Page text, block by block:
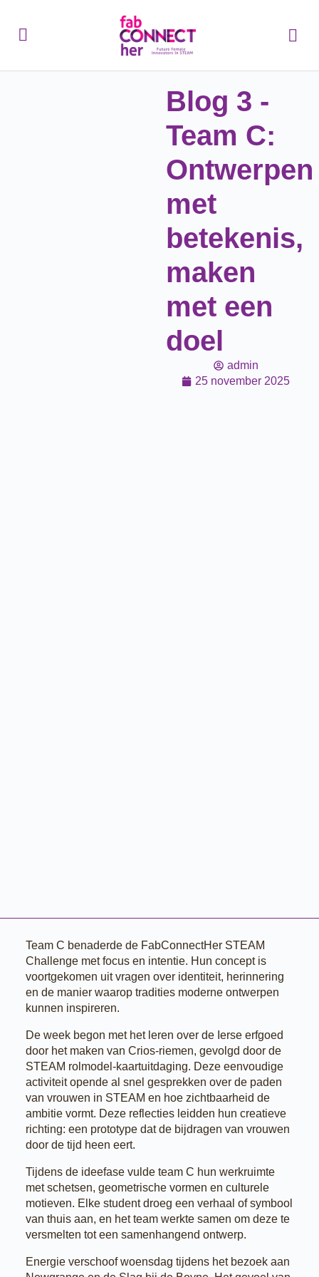
Blog 3 -
Team C:
Ontwerpen
met
betekenis,
maken
met een
doel
admin
25 november 2025
Team C benaderde de FabConnectHer STEAM
Challenge met focus en intentie. Hun concept is
voortgekomen uit vragen over identiteit, herinnering
en de manier waarop tradities moderne ontwerpen
kunnen inspireren.
De week begon met het leren over de Ierse erfgoed
door het maken van Crios-riemen, gevolgd door de
STEAM rolmodel-kaartuitdaging. Deze eenvoudige
activiteit opende al snel gesprekken over de paden
van vrouwen in STEAM en hoe zichtbaarheid de
ambitie vormt. Deze reflecties leidden hun creatieve
richting: een prototype dat de bijdragen van vrouwen
door de tijd heen eert.
Tijdens de ideefase vulde team C hun werkruimte
met schetsen, geometrische vormen en culturele
motieven. Elke student droeg een verhaal of symbool
van thuis aan, en het team werkte samen om deze te
versmelten tot een samenhangend ontwerp.
Energie verschoof woensdag tijdens het bezoek aan